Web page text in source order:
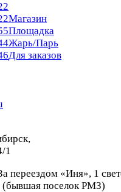
Магазин
Площадка
Жарь/Парь
Для заказов
1
переездом «Иня», 1
(бывшая поселок РМЗ)